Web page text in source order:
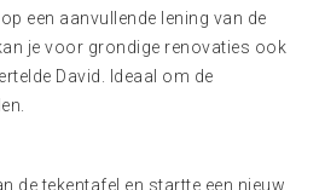
een aanvullende lening van de
je voor grondige renovaties ook
David. Ideaal om de
de tekentafel en startte een nieuw